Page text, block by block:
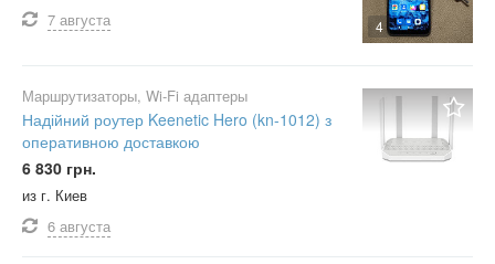
4
7 августа
Маршрутизаторы, Wi-Fi адаптеры
Надійний роутер Keenetic Hero (kn-1012) з
оперативною доставкою
6 830 грн.
из г. Киев
6 августа